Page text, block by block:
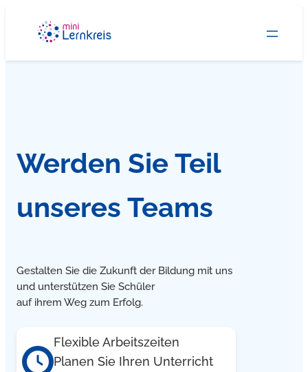
springen
Werden Sie Teil
unseres Teams
Gestalten Sie die Zukunft der Bildung mit uns
und unterstützen Sie Schüler
auf ihrem Weg zum Erfolg.
Flexible Arbeitszeiten
Planen Sie Ihren Unterricht